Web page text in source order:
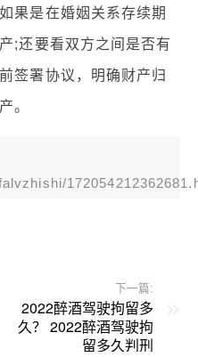
果是在婚姻关系存续期
;还要看双方之间是否有
签署协议，明确财产归
。
下一篇:
2022醉酒驾驶拘留多
久？ 2022醉酒驾驶拘
留多久判刑